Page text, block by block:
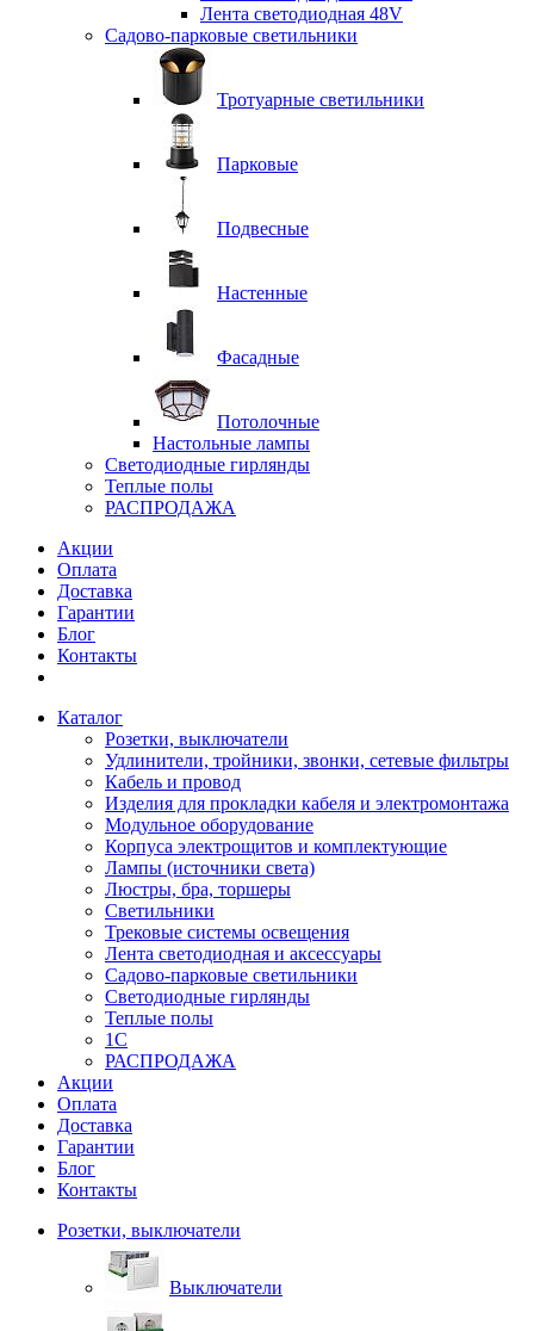
Лента светодиодная 48V
Садово-парковые светильники
Тротуарные светильники
Парковые
Подвесные
Настенные
Фасадные
Потолочные
Настольные лампы
Светодиодные гирлянды
Теплые полы
РАСПРОДАЖА
Акции
Оплата
Доставка
Гарантии
Блог
Контакты
Каталог
Розетки, выключатели
Удлинители, тройники, звонки, сетевые фильтры
Кабель и провод
Изделия для прокладки кабеля и электромонтажа
Модульное оборудование
Корпуса электрощитов и комплектующие
Лампы (источники света)
Люстры, бра, торшеры
Светильники
Трековые системы освещения
Лента светодиодная и аксессуары
Садово-парковые светильники
Светодиодные гирлянды
Теплые полы
1С
РАСПРОДАЖА
Акции
Оплата
Доставка
Гарантии
Блог
Контакты
Розетки, выключатели
Выключатели